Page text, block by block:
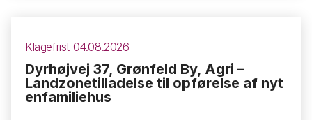
Klagefrist 04.08.2026
Dyrhøjvej 37, Grønfeld By, Agri –
Landzonetilladelse til opførelse af nyt
enfamiliehus